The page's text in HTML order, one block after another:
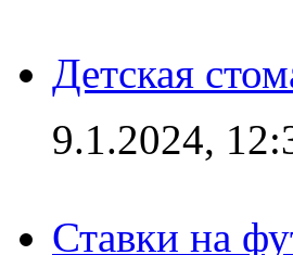
Детская
9.1.2024,
Ставки на